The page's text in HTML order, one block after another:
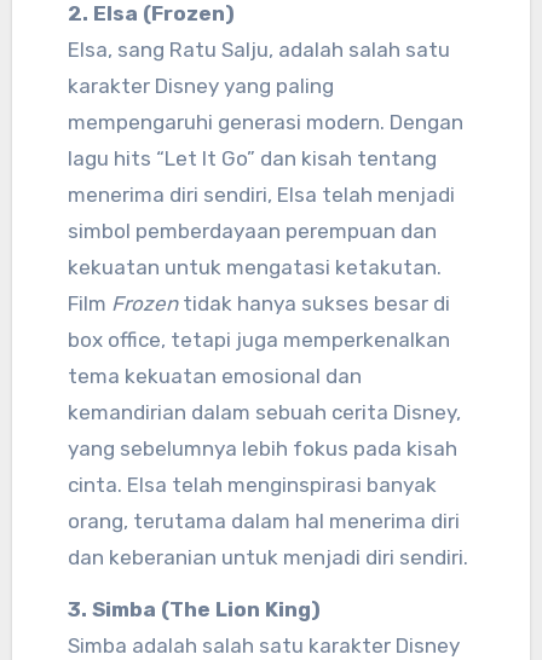
2. Elsa (Frozen)
Elsa, sang Ratu Salju, adalah salah satu
karakter Disney yang paling
mempengaruhi generasi modern. Dengan
lagu hits “Let It Go” dan kisah tentang
menerima diri sendiri, Elsa telah menjadi
simbol pemberdayaan perempuan dan
kekuatan untuk mengatasi ketakutan.
Film Frozentidak hanya sukses besar di
box office, tetapi juga memperkenalkan
tema kekuatan emosional dan
kemandirian dalam sebuah cerita Disney,
yang sebelumnya lebih fokus pada kisah
cinta. Elsa telah menginspirasi banyak
orang, terutama dalam hal menerima diri
dan keberanian untuk menjadi diri sendiri.
3. Simba (The Lion King)
Simba adalah salah satu karakter Disney